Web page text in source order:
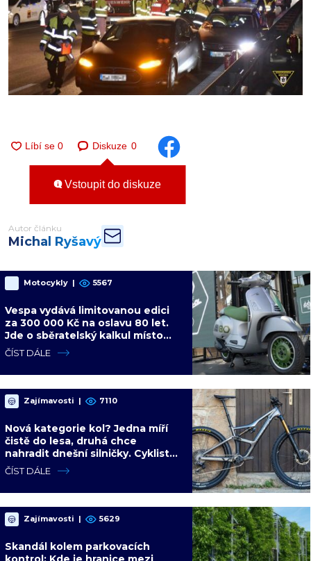
Diskuze 0
Vstoupit do diskuze
Autor článku
Michal Ryšavý
Motocykly | 5567
Vespa vydává limitovanou edici
za 300 000 Kč na oslavu 80 let.
Jde o sběratelský kalkul místo
jízdního upgradu
ČÍST DÁLE
Zajímavosti | 7110
Nová kategorie kol? Jedna míří
čistě do lesa, druhá chce
nahradit dnešní silničky. Cyklisté
mají rozporuplné názory
ČÍST DÁLE
Zajímavosti | 5629
Skandál kolem parkovacích